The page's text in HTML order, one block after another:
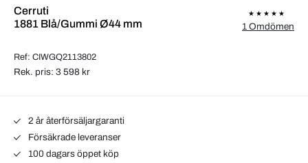
Cerruti
1881 Blå/Gummi Ø44 mm
Ref: CIWGQ2113802
1 Omdömen
Rek. pris: 3 598 kr
2 år återförsäljargaranti
Försäkrade leveranser
100 dagars öppet köp